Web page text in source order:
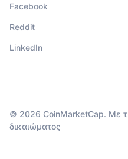
Facebook
Reddit
LinkedIn
© 2026 CoinMarketCap. Με
δικαιώματος